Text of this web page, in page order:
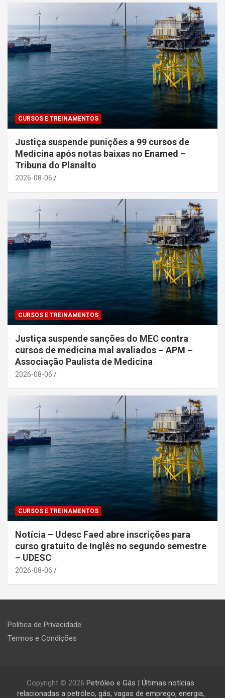
CURSOS E TREINAMENTOS
Justiça suspende punições a 99 cursos de
Medicina após notas baixas no Enamed –
Tribuna do Planalto
2026-08-06
CURSOS E TREINAMENTOS
Justiça suspende sanções do MEC contra
cursos de medicina mal avaliados – APM –
Associação Paulista de Medicina
2026-08-06
CURSOS E TREINAMENTOS
Notícia – Udesc Faed abre inscrições para
curso gratuito de Inglês no segundo semestre
– UDESC
2026-08-06
Política de Privacidade
Termos e Condições
Copyright © 2026 Petróleo e Gás | Últimas notícias
relacionadas a petróleo, gás, vagas de emprego, energia,